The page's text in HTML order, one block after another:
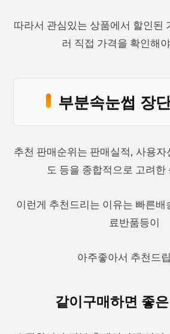
따라서 관심있는 상품에서 할인된
러 직접 가격을 확인해
부분속눈썹 장
추천 판매순위는 판매실적, 사용
도 등을 종합적으로 고려한
이런게 추천드리는 이유는 빠른배
료반품등이
아주좋아서 추천드
같이구매하면 좋